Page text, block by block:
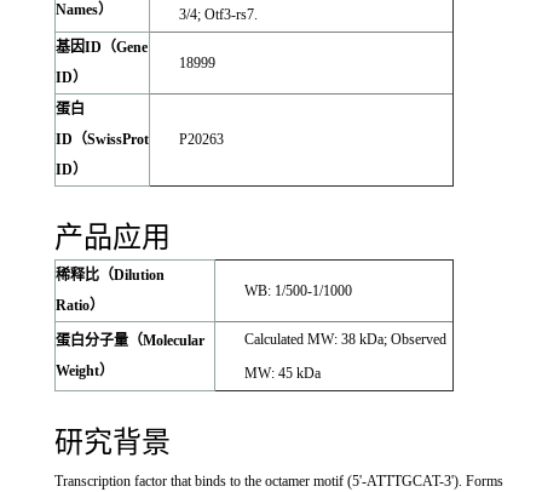
Names）
3/4; Otf3-rs7.
基因ID（Gene
ID）
18999
蛋白
ID（SwissProt
ID）
P20263
产品应用
稀释比（Dilution
Ratio）
WB: 1/500-1/1000
蛋白分子量（Molecular
Weight）
Calculated MW: 38 kDa; Observed
MW: 45 kDa
研究背景
Transcription factor that binds to the octamer motif (5'-ATTTGCAT-3'). Forms